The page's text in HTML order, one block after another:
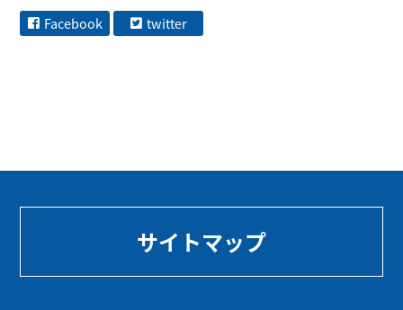
Facebook twitter
サイトマップ